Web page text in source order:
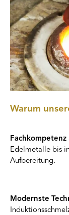
Warum
Fachkompetenz
Edelmetalle bis
Aufbereitung.
Modernste